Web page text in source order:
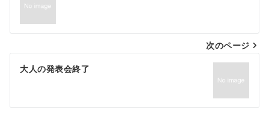
ナ
ビ
ゲ
シ
次のページ
大人の発表会終了